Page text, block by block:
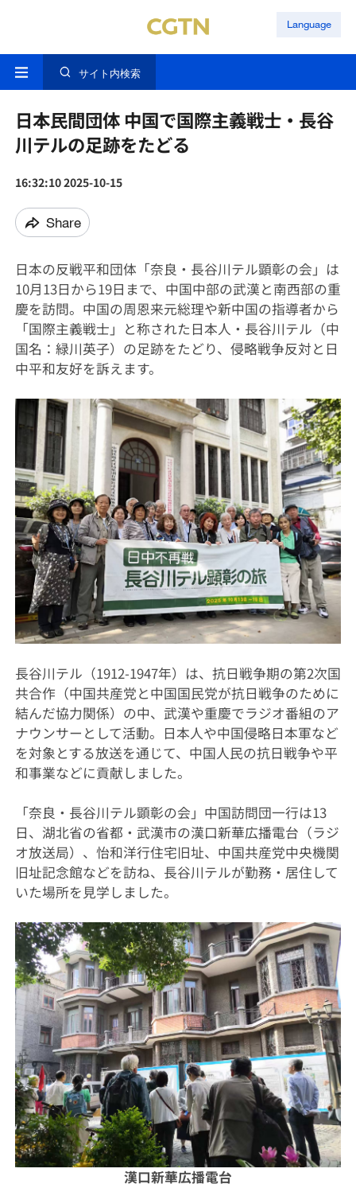
Language
サイト内検索
日本民間団体 中国で国際主義戦士・長谷
川テルの足跡をたどる
16:32:10 2025-10-15
Share
日本の反戦平和団体「奈良・長谷川テル顕彰の会」は
10月13日から19日まで、中国中部の武漢と南西部の重
慶を訪問。中国の周恩来元総理や新中国の指導者から
「国際主義戦士」と称された日本人・長谷川テル（中
国名：緑川英子）の足跡をたどり、侵略戦争反対と日
中平和友好を訴えます。
長谷川テル（1912-1947年）は、抗日戦争期の第2次国
共合作（中国共産党と中国国民党が抗日戦争のために
結んだ協力関係）の中、武漢や重慶でラジオ番組のア
ナウンサーとして活動。日本人や中国侵略日本軍など
を対象とする放送を通じて、中国人民の抗日戦争や平
和事業などに貢献しました。
「奈良・長谷川テル顕彰の会」中国訪問団一行は13
日、湖北省の省都・武漢市の漢口新華広播電台（ラジ
オ放送局）、怡和洋行住宅旧址、中国共産党中央機関
旧址記念館などを訪ね、長谷川テルが勤務・居住して
いた場所を見学しました。
漢口新華広播電台